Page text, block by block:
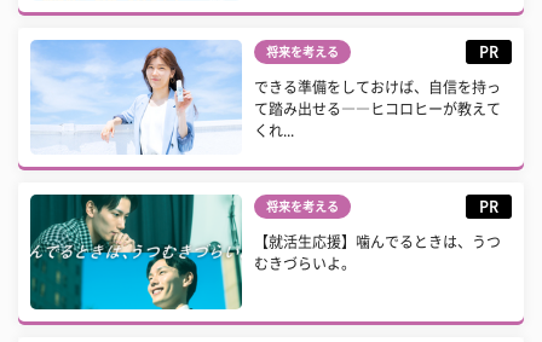
将来を考える PR
できる準備をしておけば、自信を持っ
て踏み出せる――ヒコロヒーが教えて
くれ...
将来を考える PR
【就活生応援】噛んでるときは、うつ
むきづらいよ。